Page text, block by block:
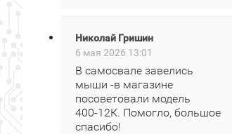
Николай Гришин
6 мая 2026 13:01
В самосвале завелись
мыши -в магазине
посоветовали модель
400‑12К. Помогло, большое
спасибо!